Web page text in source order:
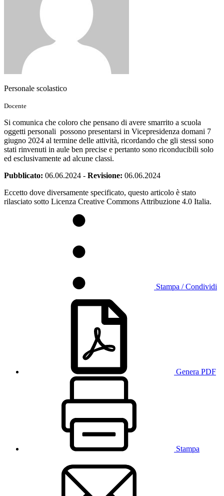
Personale scolastico
Docente
Si comunica che coloro che pensano di avere smarrito a scuola
oggetti personali possono presentarsi in Vicepresidenza domani 7
giugno 2024 al termine delle attività, ricordando che gli stessi sono
stati rinvenuti in aule ben precise e pertanto sono riconducibili solo
ed esclusivamente ad alcune classi.
Pubblicato: 06.06.2024 - Revisione: 06.06.2024
Eccetto dove diversamente specificato, questo articolo è stato
rilasciato sotto Licenza Creative Commons Attribuzione 4.0 Italia.
Stampa / Condividi
Genera PDF
Stampa